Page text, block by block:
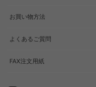
お買い物方法
よくあるご質問
FAX注文用紙